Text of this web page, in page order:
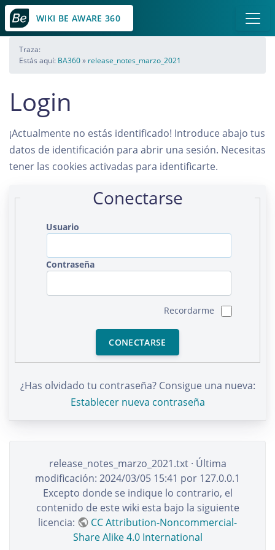
WIKI BE AWARE 360
Traza:
Estás aquí: BA360» release_notes_marzo_2021
Login
¡Actualmente no estás identificado! Introduce abajo tus
datos de identificación para abrir una sesión. Necesitas
tener las cookies activadas para identificarte.
Conectarse
Usuario
Contraseña
Recordarme
CONECTARSE
¿Has olvidado tu contraseña? Consigue una nueva:
Establecer nueva contraseña
release_notes_marzo_2021.txt· Última
modificación: 2024/03/05 15:41 por 127.0.0.1
Excepto donde se indique lo contrario, el
contenido de este wiki esta bajo la siguiente
licencia:
CC Attribution-Noncommercial-
Share Alike 4.0 International